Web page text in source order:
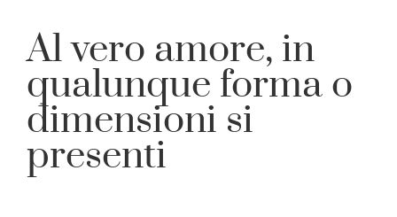
Al vero amore, in
qualunque forma o
dimensioni si
presenti